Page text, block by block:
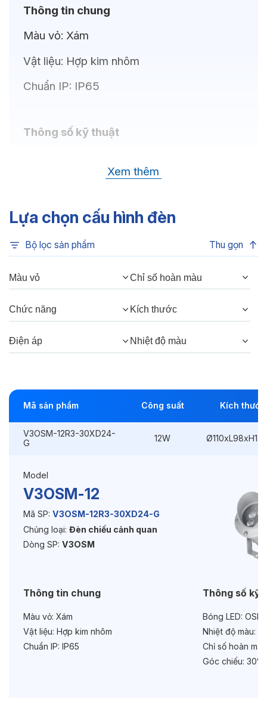
Thông tin chung
Màu vỏ: Xám
Vật liệu: Hợp kim nhôm
Chuẩn IP: IP65
Thông số kỹ thuật
Đa sắc, Xanh dương, Xanh lá,
Chỉ số hoàn màu: CRI>80
Góc chiếu:30°, 15°, 5°
Công suất:12W
Kiểu lắp đặt:
Ghim / Cắm
Kích thước
Ø110xL98xH146mm
Điện áp:DC24V
Độ bền & tùy chọn mở rộng
Tuổi thọ:>30000h
Bảo hành:3 năm
Chức năng:DC24V
Xem thêm
Lựa chọn cấu hình đèn
Bộ lọc sản phẩm Thu gọn
Màu vỏ Chỉ số hoàn màu
Chức năng Kích thước
Điện áp Nhiệt độ màu
Mã sản phẩm Công suất Kích thước
V3OSM-12R3-30XD24-
G
12W
Model
V3OSM-12
Mã SP: V3OSM-12R3-30XD24-G
Chủng loại: Đèn chiếu cảnh quan
Dòng SP: V3OSM
Thông tin chung
Màu vỏ: Xám
Vật liệu: Hợp kim nhôm
Chuẩn IP: IP65
Thông số kỹ
Bóng LED:
Nhiệt độ màu:
Chỉ số hoàn
Góc chiếu: 30°